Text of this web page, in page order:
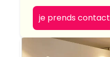
je prends contact